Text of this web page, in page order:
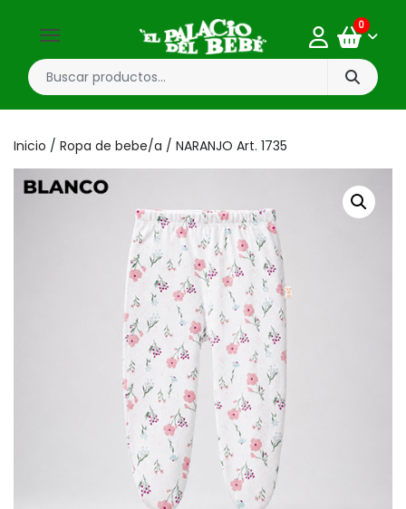
0
Inicio / Ropa de bebe/a / NARANJO Art. 1735